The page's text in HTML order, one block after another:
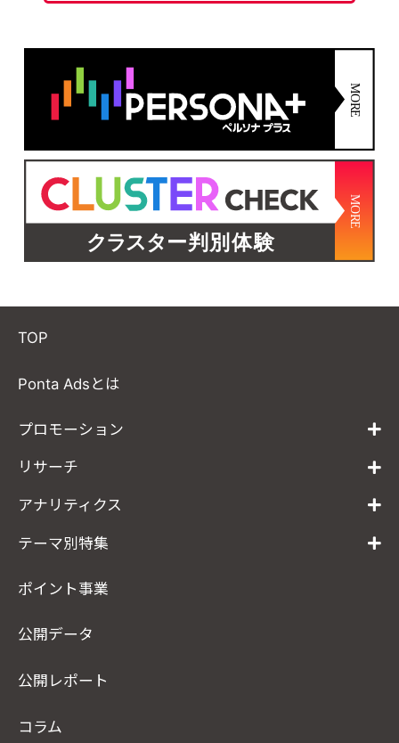
TOP
Ponta Adsとは
プロモーション
リサーチ
アナリティクス
テーマ別特集
ポイント事業
公開データ
公開レポート
コラム